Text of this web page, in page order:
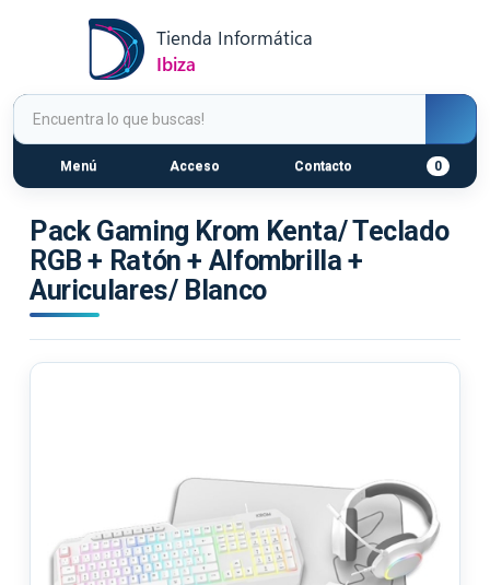
Menú Acceso Contacto 0
Pack Gaming Krom Kenta/ Teclado
RGB + Ratón + Alfombrilla +
Auriculares/ Blanco